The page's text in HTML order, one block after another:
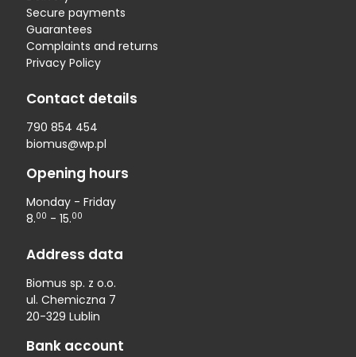
Secure payments
Guarantees
Complaints and returns
Privacy Policy
Contact details
790 854 454
biomus@wp.pl
Opening hours
Monday - Friday
8.00 - 15.00
Address data
Biomus sp. z o.o.
ul. Chemiczna 7
20-329 Lublin
Bank account